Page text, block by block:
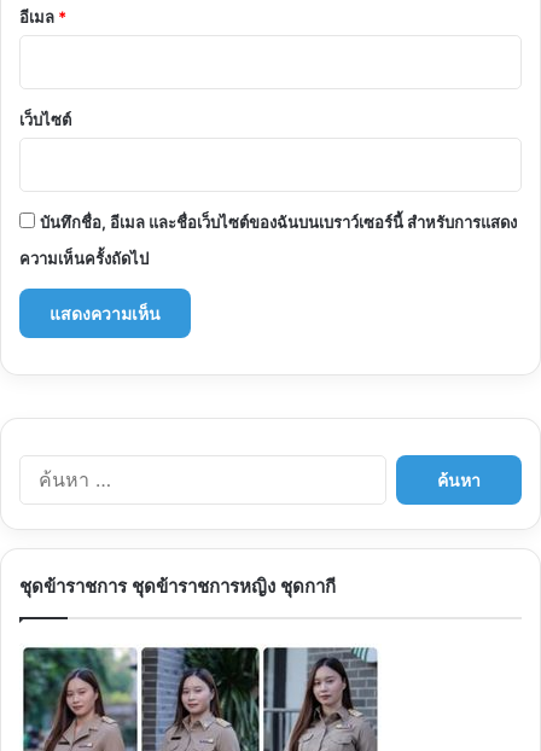
อีเมล *
เว็บไซต์
บันทึกชื่อ, อีเมล และชื่อเว็บไซต์ของฉันบนเบราว์เซอร์นี้ สำหรับการแสดง
ความเห็นครั้งถัดไป
ค้นหา
ชุดข้าราชการ ชุดข้าราชการหญิง ชุดกากี